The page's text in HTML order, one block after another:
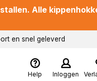
Alle
en snel geleverd
Help Inloggen